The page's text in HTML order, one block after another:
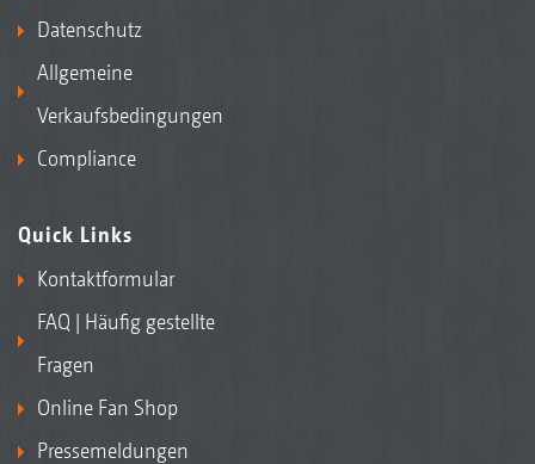
Datenschutz
Allgemeine
Verkaufsbedingungen
Compliance
Quick Links
Kontaktformular
FAQ | Häufig gestellte
Fragen
Online Fan Shop
Pressemeldungen